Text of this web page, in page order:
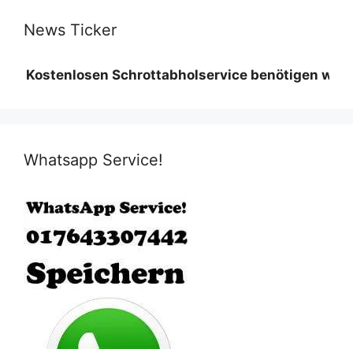
News Ticker
Schrottabholservice benötigen wir eine
Whatsapp Service!